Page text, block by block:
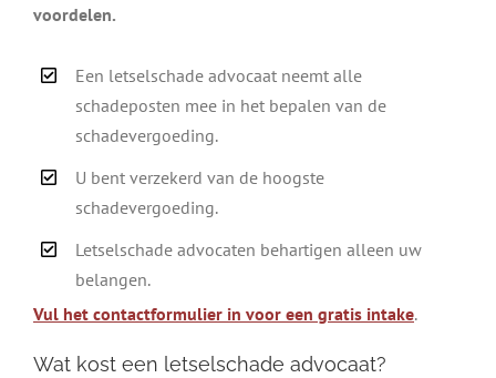
voordelen.
Een letselschade advocaat neemt alle
schadeposten mee in het bepalen van de
schadevergoeding.
U bent verzekerd van de hoogste
schadevergoeding.
Letselschade advocaten behartigen alleen uw
belangen.
Vul het contactformulier in voor een gratis intake.
Wat kost een letselschade advocaat?